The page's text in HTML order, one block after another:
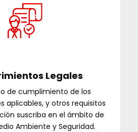
Legales
de cumplimiento de los
aplicables, y otros requisitos
suscriba en el ámbito de
Ambiente y Seguridad.